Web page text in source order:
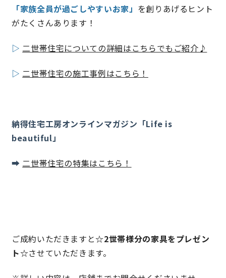
2030年の省エネ基準住宅
100年点検住宅
快適な室内環境へのこだわり
ラインナップ
nattoku住宅25周年記念モデル
Glass Arts
「家族全員が過ごしやすいお家」 を創りあげるヒント
がたくさんあります！
▷ 二世帯住宅についての詳細はこちらでもご紹介♪
▷ 二世帯住宅の施工事例はこちら！
納得住宅工房オンラインマガジン「Life is
beautiful」
➡ 二世帯住宅の特集はこちら！
ご成約いただきますと☆2世帯様分の家具をプレゼン
ト☆させていただきます。